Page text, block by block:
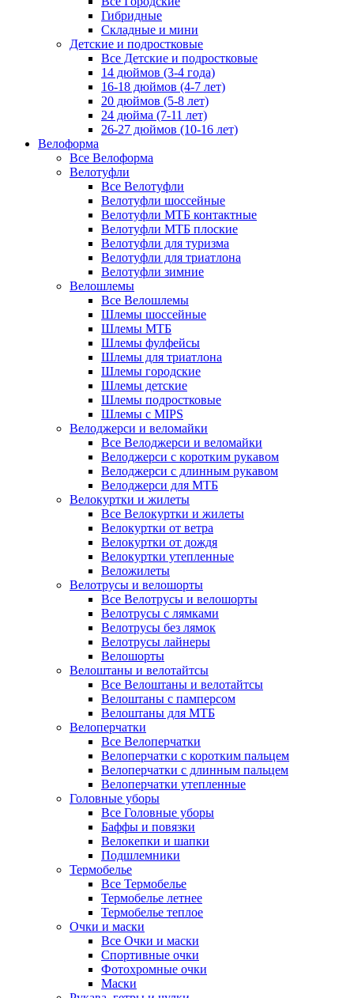
Гибридные
Складные и мини
Детские и подростковые
Все Детские и подростковые
14 дюймов (3-4 года)
16-18 дюймов (4-7 лет)
20 дюймов (5-8 лет)
24 дюйма (7-11 лет)
26-27 дюймов (10-16 лет)
Велоформа
Все Велоформа
Велотуфли
Все Велотуфли
Велотуфли шоссейные
Велотуфли МТБ контактные
Велотуфли МТБ плоские
Велотуфли для туризма
Велотуфли для триатлона
Велотуфли зимние
Велошлемы
Все Велошлемы
Шлемы шоссейные
Шлемы МТБ
Шлемы фулфейсы
Шлемы для триатлона
Шлемы городские
Шлемы детские
Шлемы подростковые
Шлемы с MIPS
Велоджерси и веломайки
Все Велоджерси и веломайки
Велоджерси с коротким рукавом
Велоджерси с длинным рукавом
Велоджерси для МТБ
Велокуртки и жилеты
Все Велокуртки и жилеты
Велокуртки от ветра
Велокуртки от дождя
Велокуртки утепленные
Веложилеты
Велотрусы и велошорты
Все Велотрусы и велошорты
Велотрусы с лямками
Велотрусы без лямок
Велотрусы лайнеры
Велошорты
Велоштаны и велотайтсы
Все Велоштаны и велотайтсы
Велоштаны с памперсом
Велоштаны для МТБ
Велоперчатки
Все Велоперчатки
Велоперчатки с коротким пальцем
Велоперчатки с длинным пальцем
Велоперчатки утепленные
Головные уборы
Все Головные уборы
Баффы и повязки
Велокепки и шапки
Подшлемники
Термобелье
Все Термобелье
Термобелье летнее
Термобелье теплое
Очки и маски
Все Очки и маски
Спортивные очки
Фотохромные очки
Маски